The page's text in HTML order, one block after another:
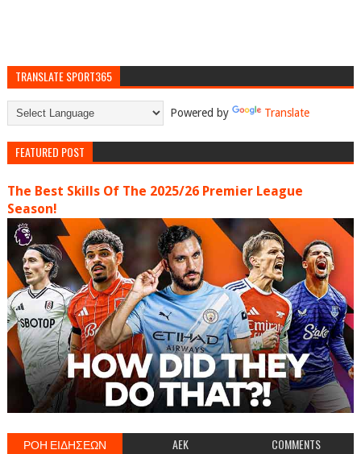
TRANSLATE SPORT365
Powered by Translate
FEATURED POST
The Best Skills Of The 2025/26 Premier League
Season!
ΡΟΗ ΕΙΔΗΣΕΩΝ AEK COMMENTS